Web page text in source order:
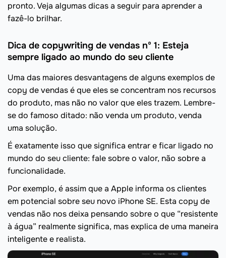
pronto. Veja algumas dicas a seguir para aprender a
fazê-lo brilhar.
Dica de copywriting de vendas nº 1: Esteja
sempre ligado ao mundo do seu cliente
Uma das maiores desvantagens de alguns exemplos de
copy de vendas é que eles se concentram nos recursos
do produto, mas não no valor que eles trazem. Lembre-
se do famoso ditado: não venda um produto, venda
uma solução.
É exatamente isso que significa entrar e ficar ligado no
mundo do seu cliente: fale sobre o valor, não sobre a
funcionalidade.
Por exemplo, é assim que a Apple informa os clientes
em potencial sobre seu novo iPhone SE. Esta copy de
vendas não nos deixa pensando sobre o que “resistente
à água” realmente significa, mas explica de uma maneira
inteligente e realista.